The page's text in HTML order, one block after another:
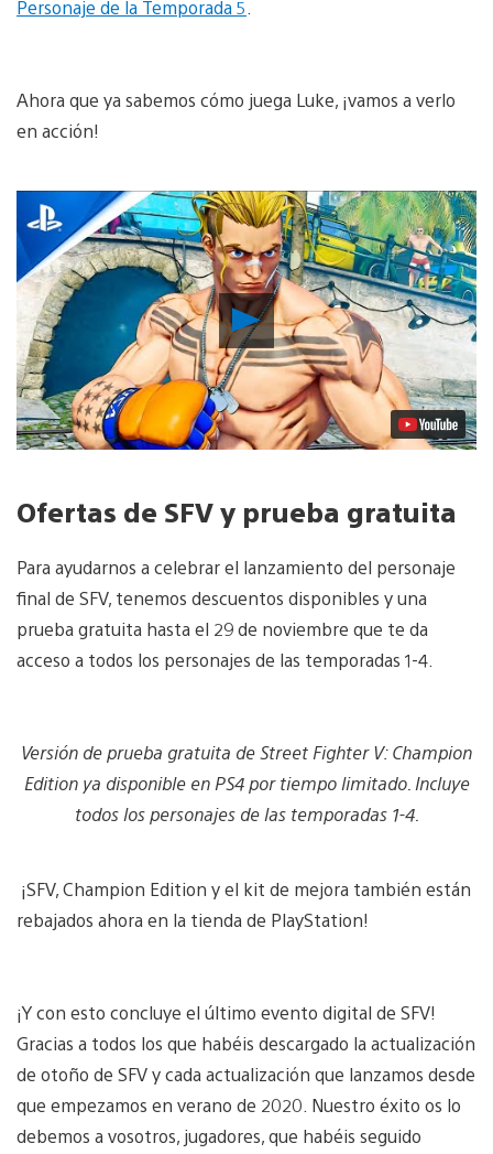
Personaje de la Temporada 5.
Ahora que ya sabemos cómo juega Luke, ¡vamos a verlo
en acción!
Reproducir
vídeo
Ofertas de SFV y prueba gratuita
Para ayudarnos a celebrar el lanzamiento del personaje
final de SFV, tenemos descuentos disponibles y una
prueba gratuita hasta el 29 de noviembre que te da
acceso a todos los personajes de las temporadas 1-4.
Versión de prueba gratuita de Street Fighter V: Champion
Edition ya disponible en PS4 por tiempo limitado. Incluye
todos los personajes de las temporadas 1-4.
¡SFV, Champion Edition y el kit de mejora también están
rebajados ahora en la tienda de PlayStation!
¡Y con esto concluye el último evento digital de SFV!
Gracias a todos los que habéis descargado la actualización
de otoño de SFV y cada actualización que lanzamos desde
que empezamos en verano de 2020. Nuestro éxito os lo
debemos a vosotros, jugadores, que habéis seguido